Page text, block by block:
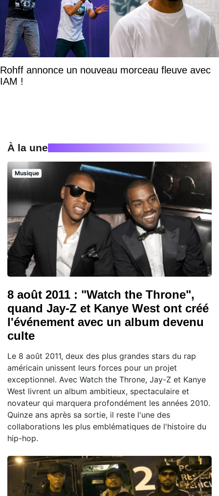
Rohff annonce un nouveau morceau fleuve avec
IAM !
À la une
Musique
8 août 2011 : "Watch the Throne",
quand Jay-Z et Kanye West ont créé
l'événement avec un album devenu
culte
Le 8 août 2011, deux des plus grandes stars du rap
américain unissent leurs forces pour un projet
exceptionnel. Avec Watch the Throne, Jay-Z et Kanye
West livrent un album ambitieux, spectaculaire et
novateur qui marquera profondément les années 2010.
Quinze ans après sa sortie, il reste l'une des
collaborations les plus emblématiques de l'histoire du
hip-hop.